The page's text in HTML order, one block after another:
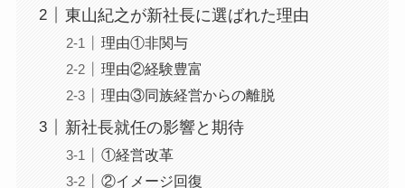
東山紀之が新社長に選ばれた理由
理由①非関与
理由②経験豊富
理由③同族経営からの離脱
新社長就任の影響と期待
①経営改革
②イメージ回復